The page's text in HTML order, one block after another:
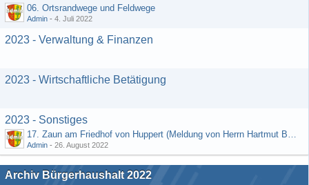
06. Ortsrandwege und Feldwege
Admin - 4. Juli 2022
2023 - Verwaltung & Finanzen
2023 - Wirtschaftliche Betätigung
2023 - Sonstiges
17. Zaun am Friedhof von Huppert (Meldung von Herrn Hartmut Bender)
Admin - 26. August 2022
Archiv Bürgerhaushalt 2022